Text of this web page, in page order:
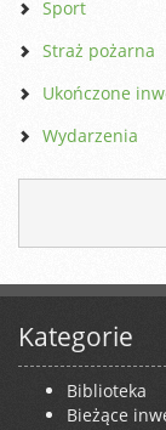
Sport
Straż pożarna
Ukończone
Wydarzenia
Kategorie
Biblioteka
Bieżące